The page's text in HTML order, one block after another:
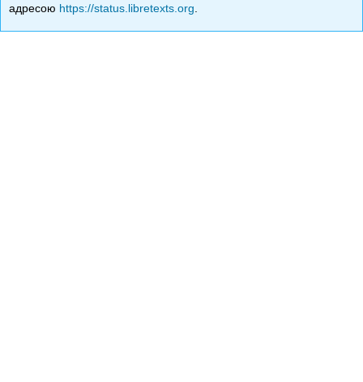
адресою https://status.libretexts.org